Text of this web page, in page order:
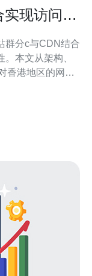
现访问速
群分c与CDN结合
本文从架构、
香港地区的网络
下提升用户体